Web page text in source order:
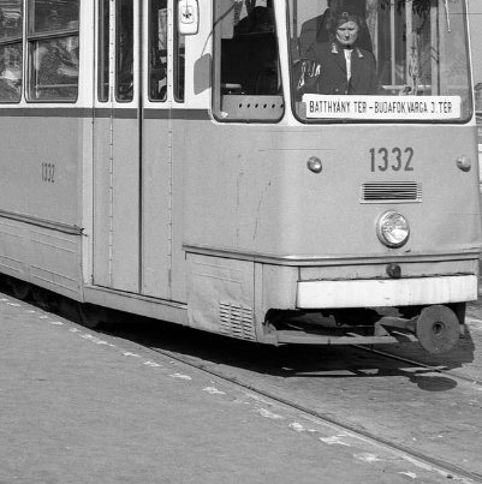
Sárospatak
vár, Lorántffy-loggia.
1973 · Kőszeg
Várkör, balra a Hegyalja utca sarkán
1973 · Kőszeg
Jurisics tér 10., Meskó-ház.
1973 ·
Táncsics